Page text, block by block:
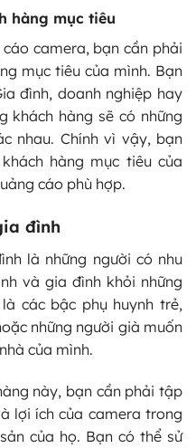
hàng mục tiêu
camera, bạn cần phải
mục tiêu của mình. Bạn
đình, doanh nghiệp hay
khách hàng sẽ có những
nhau. Chính vì vậy, bạn
hàng mục tiêu của
cáo phù hợp.
đình
là những người có nhu
và gia đình khỏi những
các bậc phụ huynh trẻ,
những người già muốn
của mình.
này, bạn cần phải tập
lợi ích của camera trong
của họ. Bạn có thể sử